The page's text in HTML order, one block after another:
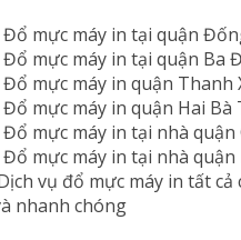
mực máy in tại quận
mực máy in tại quận Ba
mực máy in quận Thanh
mực máy in quận Hai
mực máy in tại nhà quận
mực máy in tại nhà quận
vụ đổ mực máy in tất cả
nhanh chóng